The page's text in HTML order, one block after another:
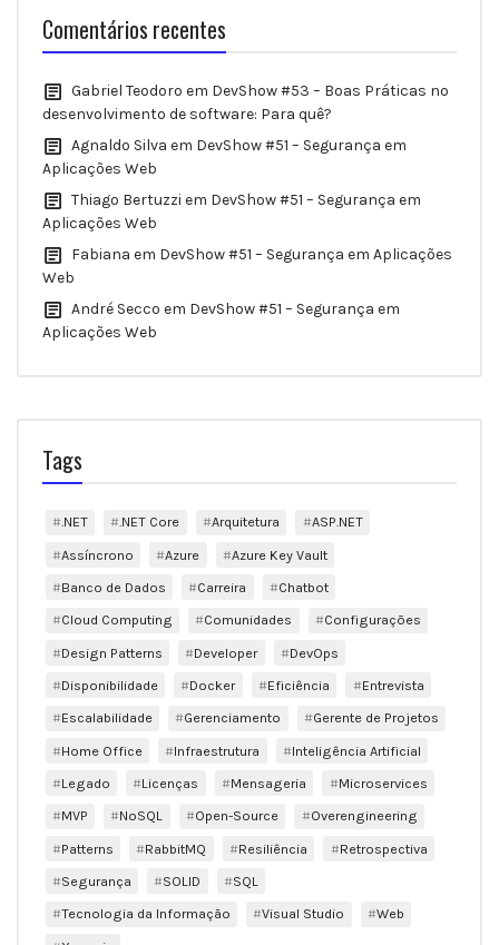
Comentários recentes
Gabriel Teodoro em DevShow #53 – Boas Práticas no
desenvolvimento de software: Para quê?
Agnaldo Silva em DevShow #51 – Segurança em
Aplicações Web
Thiago Bertuzzi em DevShow #51 – Segurança em
Aplicações Web
Fabiana em DevShow #51 – Segurança em Aplicações
Web
André Secco em DevShow #51 – Segurança em
Aplicações Web
Tags
.NET .NET Core Arquitetura
ASP.NET
Assíncrono
Azure
Azure Key Vault
Banco de Dados
Carreira
Chatbot
Cloud Computing
Comunidades
Configurações
Design Patterns
Developer
DevOps
Disponibilidade
Docker Eficiência
Entrevista
Escalabilidade
Gerenciamento
Gerente de Projetos
Home Office
Infraestrutura
Inteligência Artificial
Legado
Licenças Mensageria
Microservices
MVP
NoSQL Open-Source
Overengineering
Patterns
RabbitMQ Resiliência
Retrospectiva
Segurança
SOLID
SQL
Tecnologia da Informação
Visual Studio
Web